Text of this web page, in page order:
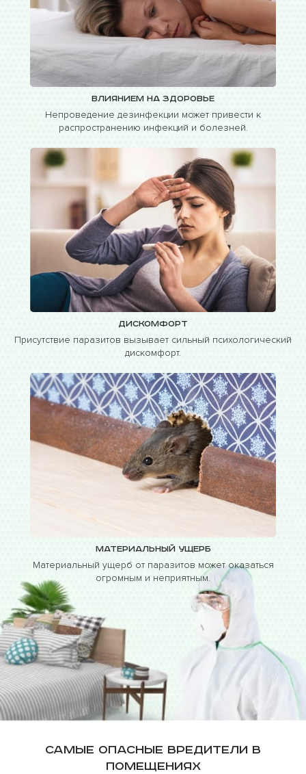
Влиянием на здоровье
Непроведение дезинфекции может привести к
распространению инфекций и болезней.
Дискомфорт
Присутствие паразитов вызывает сильный психологический
дискомфорт.
Материальный ущерб
Материальный ущерб от паразитов может оказаться
огромным и неприятным.
Самые опасные вредители в
помещениях